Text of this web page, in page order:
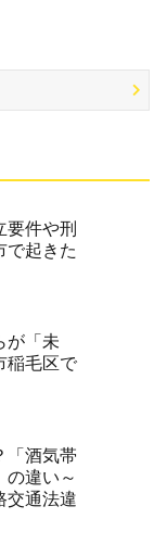
要件や刑
で起きた
が「未
稲毛区で
「酒気帯
の違い～
交通法違